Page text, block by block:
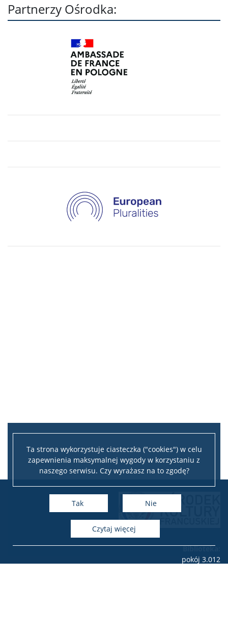
Ta strona wykorzystuje ciasteczka ("cookies") w celu
zapewnienia maksymalnej wygody w korzystaniu z
naszego serwisu. Czy wyrażasz na to zgodę?
Tak Nie
czytaj więcej
Partnerzy Ośrodka:
Biblioteka:
pokój 3.012